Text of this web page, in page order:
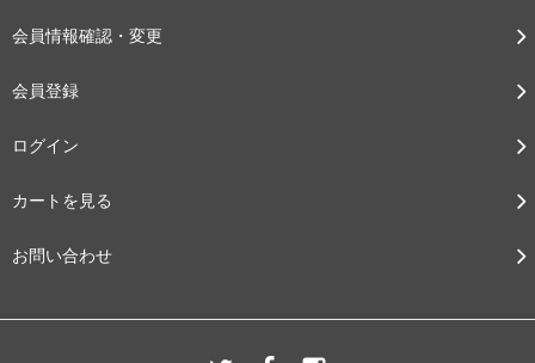
会員情報確認・変更
会員登録
ログイン
カートを見る
お問い合わせ